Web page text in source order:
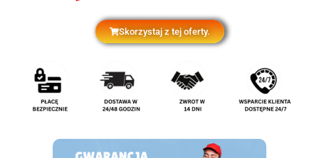
Skorzystaj z tej oferty.